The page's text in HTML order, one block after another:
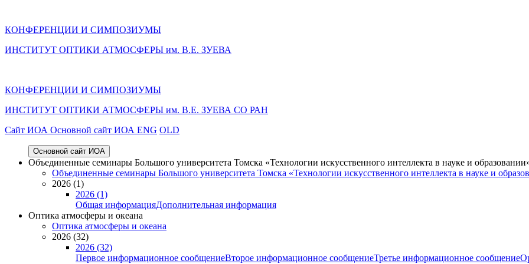
КОНФЕРЕНЦИИ И СИМПОЗИУМЫ
ИНСТИТУТ ОПТИКИ АТМОСФЕРЫ им. В.Е. ЗУЕВА
КОНФЕРЕНЦИИ И СИМПОЗИУМЫ
ИНСТИТУТ ОПТИКИ АТМОСФЕРЫ им. В.Е. ЗУЕВА СО РАН
Cайт ИОА Основной сайт ИОА ENG OLD
Основной сайт ИОА
Объединенные семинары Большого университета Томска «Технологии искусственного интеллекта в науке и
Объединенные семинары Большого университета Томска «Технологии искусственного интеллекта в науке и
2026 (1)
2026 (1)
Общая информацияДополнительная информация
Оптика атмосферы и океана
Оптика атмосферы и океана
2026 (32)
2026 (32)
Первое информационное сообщениеВторое информационное сообщениеТретье информационное сообщение